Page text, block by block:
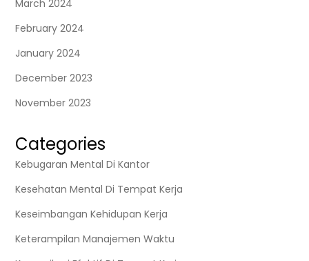
March 2024
February 2024
January 2024
December 2023
November 2023
Categories
Kebugaran Mental Di Kantor
Kesehatan Mental Di Tempat Kerja
Keseimbangan Kehidupan Kerja
Keterampilan Manajemen Waktu